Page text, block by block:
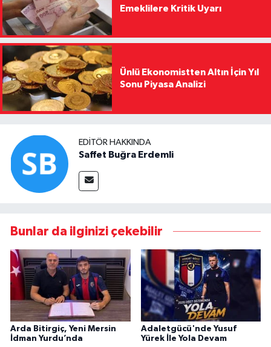
Emeklilere Kritik Uyarı
Ünlü Ekonomistten Altın İçin Yıl
Sonu Piyasa Analizi
EDITÖR HAKKINDA
Saffet Buğra Erdemli
Bunlar da ilginizi çekebilir
Arda Bitirgiç, Yeni Mersin
İdman Yurdu’nda
Adaletgücü'nde Yusuf
Yürek İle Yola Devam